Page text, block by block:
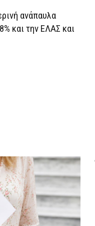
ανάπαυλα
και την ΕΛΑΣ και